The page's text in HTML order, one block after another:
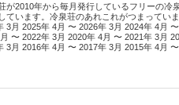
が2010年から毎月発行しているフリーの
ています。冷泉荘のあれこれがつまってい
3月 2025年 4月 〜 2026年 3月 2024年 4月
〜 2022年 3月 2020年 4月 〜 2021年 3月
3月 2016年 4月 〜 2017年 3月 2015年 4月